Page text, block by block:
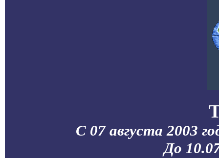
С 07 августа 2003
До